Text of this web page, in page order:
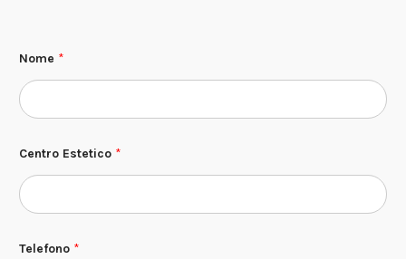
Nome *
Centro Estetico *
p
Telefono *